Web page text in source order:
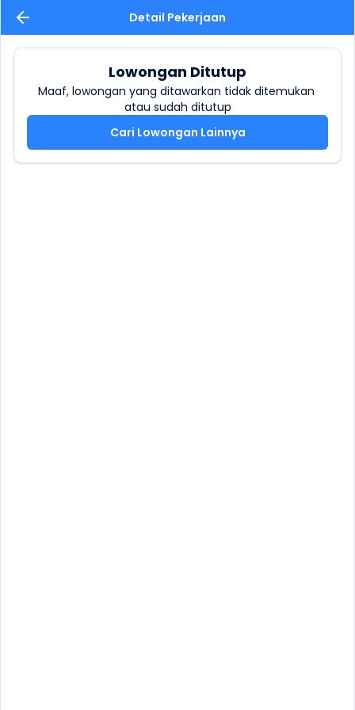
Detail Pekerjaan
Lowongan Ditutup
Maaf, lowongan yang ditawarkan tidak ditemukan
atau sudah ditutup
Cari Lowongan Lainnya